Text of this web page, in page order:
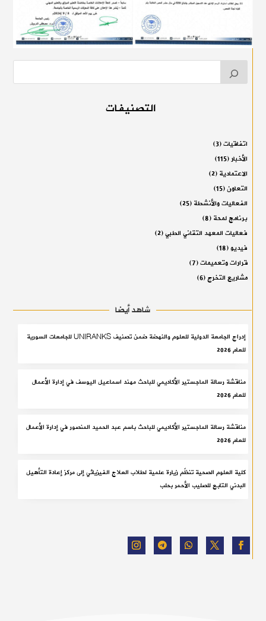
التصنيفات
اتفاقيات(3)
الأخبار(115)
الاعتمادية(2)
التعاون(15)
الفعاليات والأنشطة(25)
برنامج لمحة(8)
فعاليات المعهد التقاني الطبي(2)
فيديو(18)
قرارات وتعميمات(7)
مشاريع التخرج(6)
شاهد أيضا
إدراج الجامعة الدولية للعلوم والنهضة ضمن تصنيف UNIRANKS للجامعات السورية
للعام 2026
مناقشة رسالة الماجستير الأكاديمي للباحث مهند اسماعيل اليوسف في إدارة الأعمال
للعام 2026
مناقشة رسالة الماجستير الأكاديمي للباحث باسم عبد الحميد المنصور في إدارة الأعمال
للعام 2026
كلية العلوم الصحية تنظّم زيارة علمية لطلاب العلاج الفيزيائي إلى مركز إعادة التأهيل
البدني التابع للصليب الأحمر بحلب